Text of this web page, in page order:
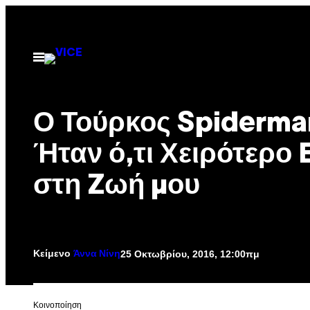
περιεχόμενο
Ανοίξτε
το
Ο Τούρκος
Ήταν ό,τι Χειρότερο
στη Zωή μου
Κείμενο Άννα Νίνη25 Οκτωβρίου, 2016, 12:00πμ
Kοινοποίηση